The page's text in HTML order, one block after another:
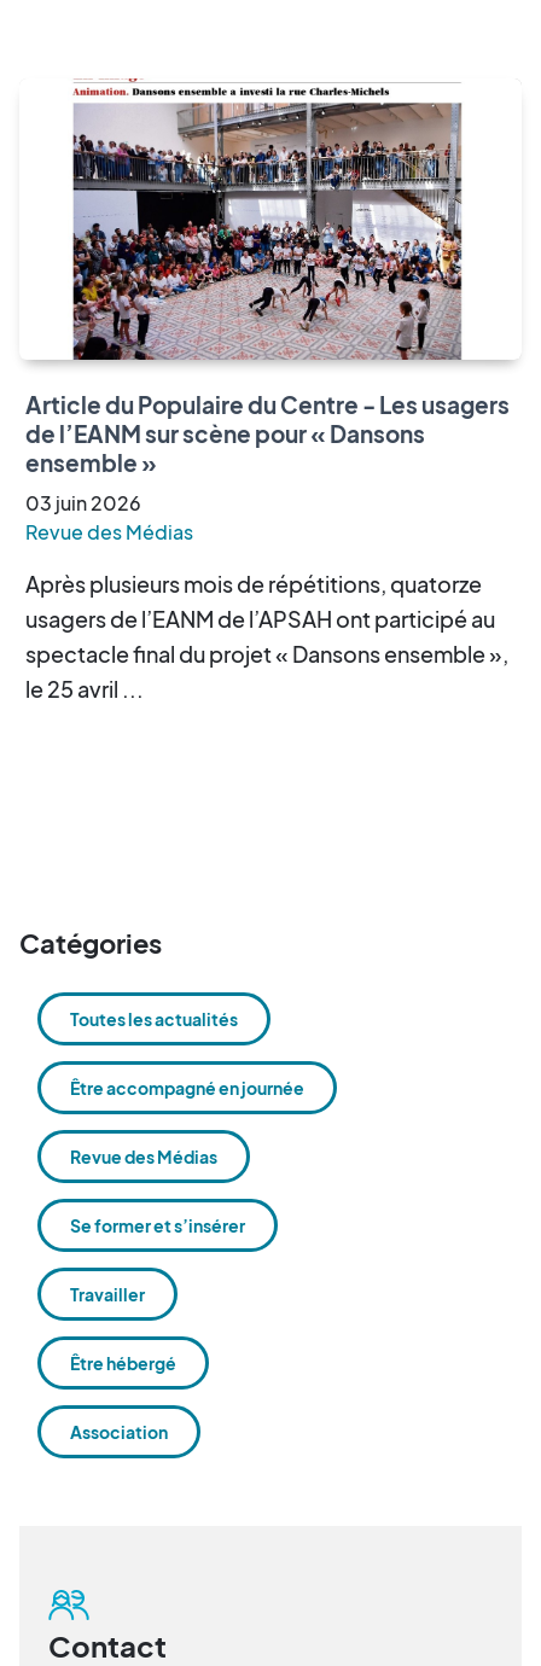
Article du Populaire du Centre - Les usagers
de l’EANM sur scène pour « Dansons
ensemble »
03 juin2026
Revue des Médias
Après plusieurs mois de répétitions, quatorze
usagers de l’EANM de l’APSAH ont participé au
spectacle final du projet « Dansons ensemble »,
le 25 avril ...
Catégories
Toutes les actualités
Être accompagné en journée
Revue des Médias
Se former et s’insérer
Travailler
Être hébergé
Association
Contact